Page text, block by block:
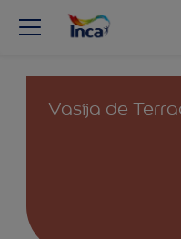
Vasija de